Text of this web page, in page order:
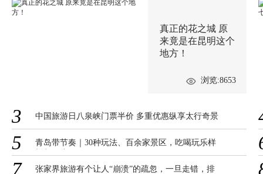
真正的花之城 原
来竟是在昆明这个
地方！
浏览:8653
3 中国旅游日八泉峡门票半价 多重优惠纵享太行奇景
5
青岛带节奏｜30种玩法、百余家景区，吃喝玩乐样
样都不少！
7
张家界旅游有个让人“崩溃”的疏忽，一旦走错，排